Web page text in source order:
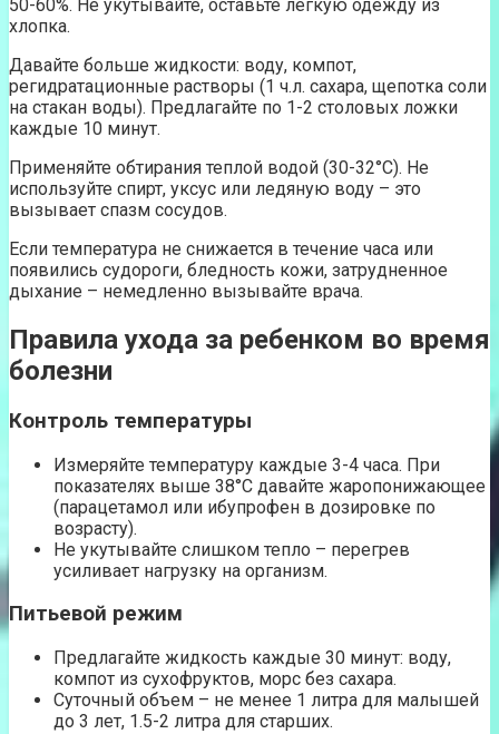
50-60%. Не укутывайте, оставьте легкую одежду из
хлопка.
Давайте больше жидкости: воду, компот,
регидратационные растворы (1 ч.л. сахара, щепотка соли
на стакан воды). Предлагайте по 1-2 столовых ложки
каждые 10 минут.
Применяйте обтирания теплой водой (30-32°C). Не
используйте спирт, уксус или ледяную воду – это
вызывает спазм сосудов.
Если температура не снижается в течение часа или
появились судороги, бледность кожи, затрудненное
дыхание – немедленно вызывайте врача.
Правила ухода за ребенком во время
болезни
Контроль температуры
Измеряйте температуру каждые 3-4 часа. При
показателях выше 38°C давайте жаропонижающее
(парацетамол или ибупрофен в дозировке по
возрасту).
Не укутывайте слишком тепло – перегрев
усиливает нагрузку на организм.
Питьевой режим
Предлагайте жидкость каждые 30 минут: воду,
компот из сухофруктов, морс без сахара.
Суточный объем – не менее 1 литра для малышей
до 3 лет, 1.5-2 литра для старших.